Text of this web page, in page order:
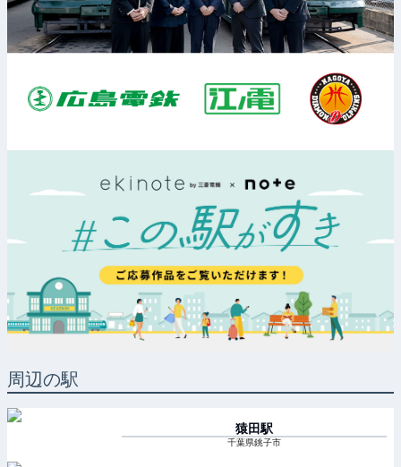
周辺の駅
猿田駅
千葉県銚子市